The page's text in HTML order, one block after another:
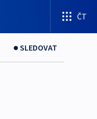
ČT
SLEDOVAT